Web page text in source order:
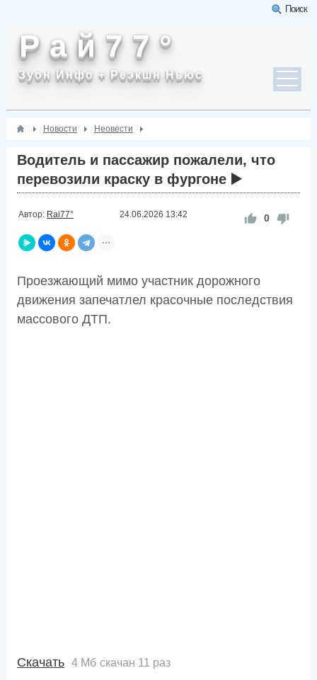
Поиск
Р а й 7 7 °
Зуон Инфо + Реэкшн Ньюс
Новости Неовести
Водитель и пассажир пожалели, что
перевозили краску в фургоне ▶️
Автор: Rai77° 24.06.2026 13:42 0
Проезжающий мимо участник дорожного
движения запечатлел красочные последствия
массового ДТП.
Скачать 4 Мб скачан 11 раз